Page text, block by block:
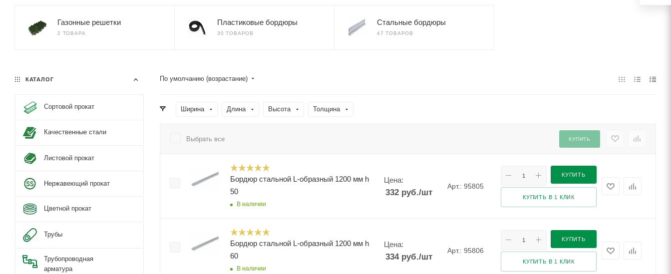
Газонные решетки
2 ТОВАРА
Пластиковые бордюры
30 ТОВАРОВ
Стальные бордюры
47 ТОВАРОВ
По умолчанию (возрастание)
Ширина Длина Высота Толщина
Выбрать все КУПИТЬ
Бордюр стальной L-образный 1200 мм h
50
В наличии
Цена:
332руб./шт
Арт.: 95805
КУПИТЬ
КУПИТЬ В 1 КЛИК
Бордюр стальной L-образный 1200 мм h
60
В наличии
Цена:
334руб./шт
Арт.: 95806
КУПИТЬ
КУПИТЬ В 1 КЛИК
КАТАЛОГ
Сортовой прокат
Качественные стали
Листовой прокат
Нержавеющий прокат
Цветной прокат
Трубы
Трубопроводная
арматура